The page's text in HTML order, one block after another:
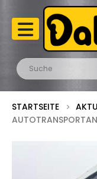
STARTSEITE